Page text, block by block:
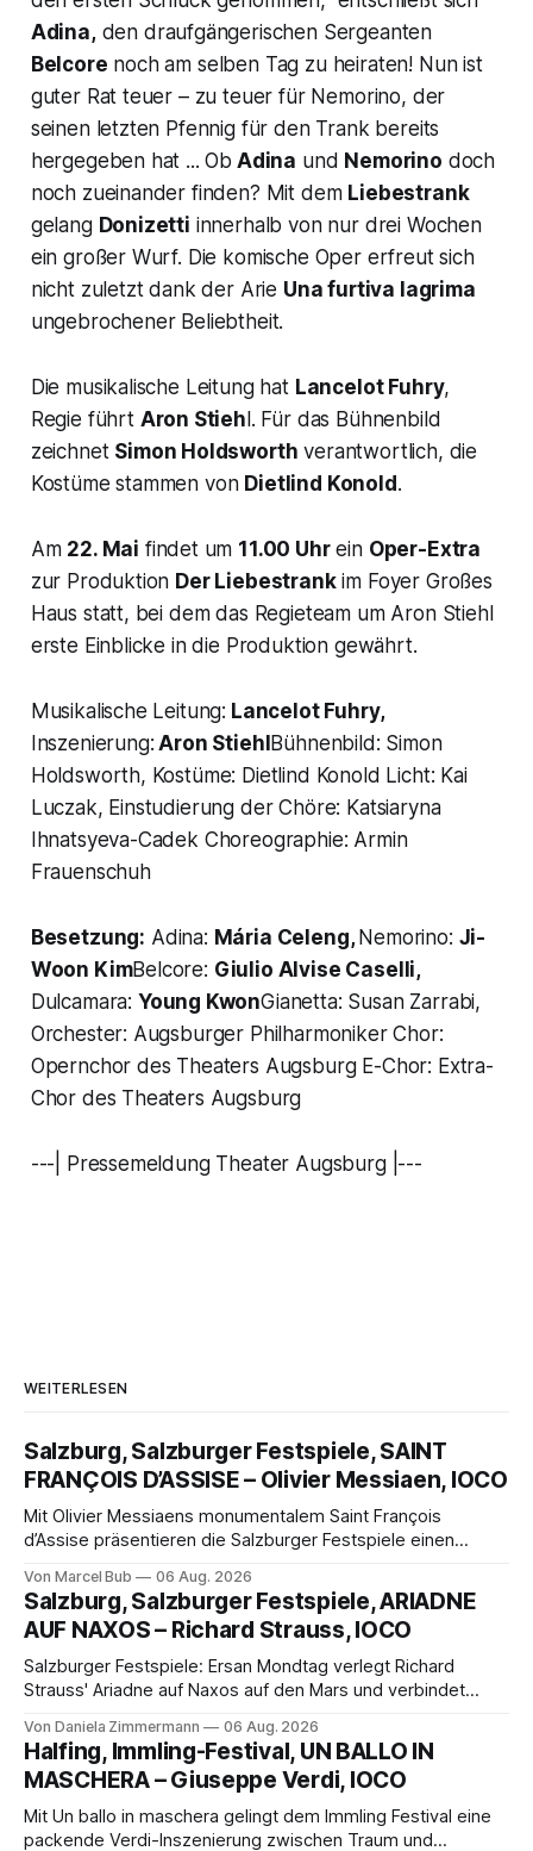
Adina, den draufgängerischen Sergeanten
Belcore noch am selben Tag zu heiraten! Nun ist
guter Rat teuer – zu teuer für Nemorino, der
seinen letzten Pfennig für den Trank bereits
hergegeben hat ... Ob Adina und Nemorino doch
noch zueinander finden? Mit dem Liebestrank
gelang Donizetti innerhalb von nur drei Wochen
ein großer Wurf. Die komische Oper erfreut sich
nicht zuletzt dank der Arie Una furtiva lagrima
ungebrochener Beliebtheit.
Die musikalische Leitung hat Lancelot Fuhry,
Regie führt Aron Stiehl. Für das Bühnenbild
zeichnet Simon Holdsworth verantwortlich, die
Kostüme stammen von Dietlind Konold.
Am 22. Mai findet um 11.00 Uhrein Oper-Extra
zur Produktion Der Liebestrankim Foyer Großes
Haus statt, bei dem das Regieteam um Aron Stiehl
erste Einblicke in die Produktion gewährt.
Musikalische Leitung: Lancelot Fuhry,
Inszenierung: Aron StiehlBühnenbild: Simon
Holdsworth, Kostüme: Dietlind Konold Licht: Kai
Luczak, Einstudierung der Chöre: Katsiaryna
Ihnatsyeva-Cadek Choreographie: Armin
Frauenschuh
Besetzung: Adina: Mária Celeng,Nemorino: Ji-
Woon KimBelcore: Giulio Alvise Caselli,
Dulcamara: Young KwonGianetta: Susan Zarrabi,
Orchester: Augsburger Philharmoniker Chor:
Opernchor des Theaters Augsburg E-Chor: Extra-
Chor des Theaters Augsburg
---| Pressemeldung Theater Augsburg |---
WEITERLESEN
Salzburg, Salzburger Festspiele, SAINT
FRANÇOIS D’ASSISE – Olivier Messiaen, IOCO
Mit Olivier Messiaens monumentalem Saint François
d’Assise präsentieren die Salzburger Festspiele einen
eine bildgewaltige Inszenierung, Maxime Pascal entfaltet
die komplexe Partitur eindrucksvoll, Philippe Sly berührt als
Franziskus.
Von Marcel Bub 06 Aug. 2026
Salzburg, Salzburger Festspiele, ARIADNE
AUF NAXOS – Richard Strauss, IOCO
Salzburger Festspiele: Ersan Mondtag verlegt Richard
Strauss' Ariadne auf Naxos auf den Mars und verbindet
Aufführung mit starken Solisten und den Wiener
Philharmonikern, szenisch bleibt der zweite Akt jedoch
hinter den Erwartungen zurück.
Von Daniela Zimmermann 06 Aug. 2026
Halfing, Immling-Festival, UN BALLO IN
MASCHERA – Giuseppe Verdi, IOCO
Mit Un ballo in maschera gelingt dem Immling Festival eine
packende Verdi-Inszenierung zwischen Traum und